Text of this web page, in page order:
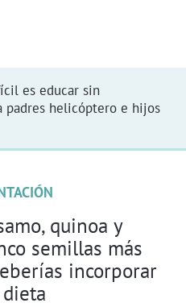
es educar sin
padres helicóptero e hijos
quinoa y
semillas más
incorporar